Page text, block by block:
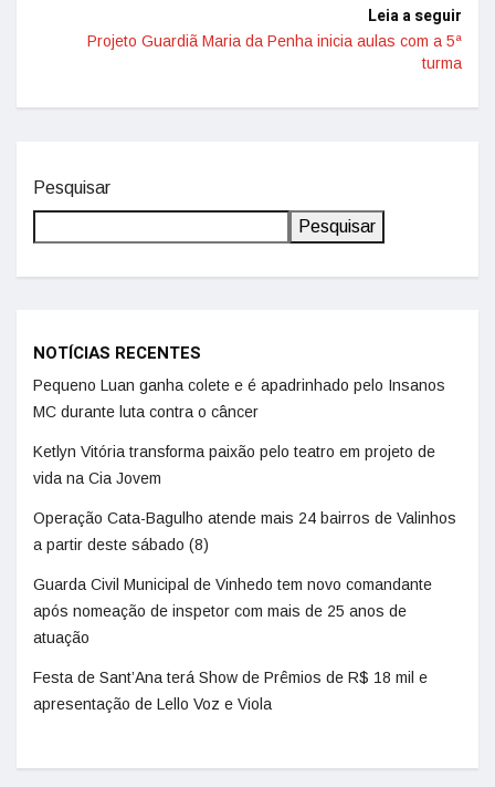
Leia a seguir
Projeto Guardiã Maria da Penha inicia aulas com a 5ª
turma
Pesquisar
Pesquisar
NOTÍCIAS RECENTES
Pequeno Luan ganha colete e é apadrinhado pelo Insanos
MC durante luta contra o câncer
Ketlyn Vitória transforma paixão pelo teatro em projeto de
vida na Cia Jovem
Operação Cata-Bagulho atende mais 24 bairros de Valinhos
a partir deste sábado (8)
Guarda Civil Municipal de Vinhedo tem novo comandante
após nomeação de inspetor com mais de 25 anos de
atuação
Festa de Sant’Ana terá Show de Prêmios de R$ 18 mil e
apresentação de Lello Voz e Viola